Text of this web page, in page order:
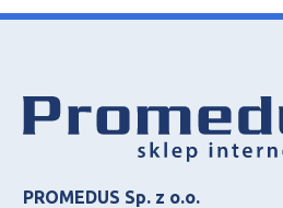
PROMEDUS Sp. z o.o.